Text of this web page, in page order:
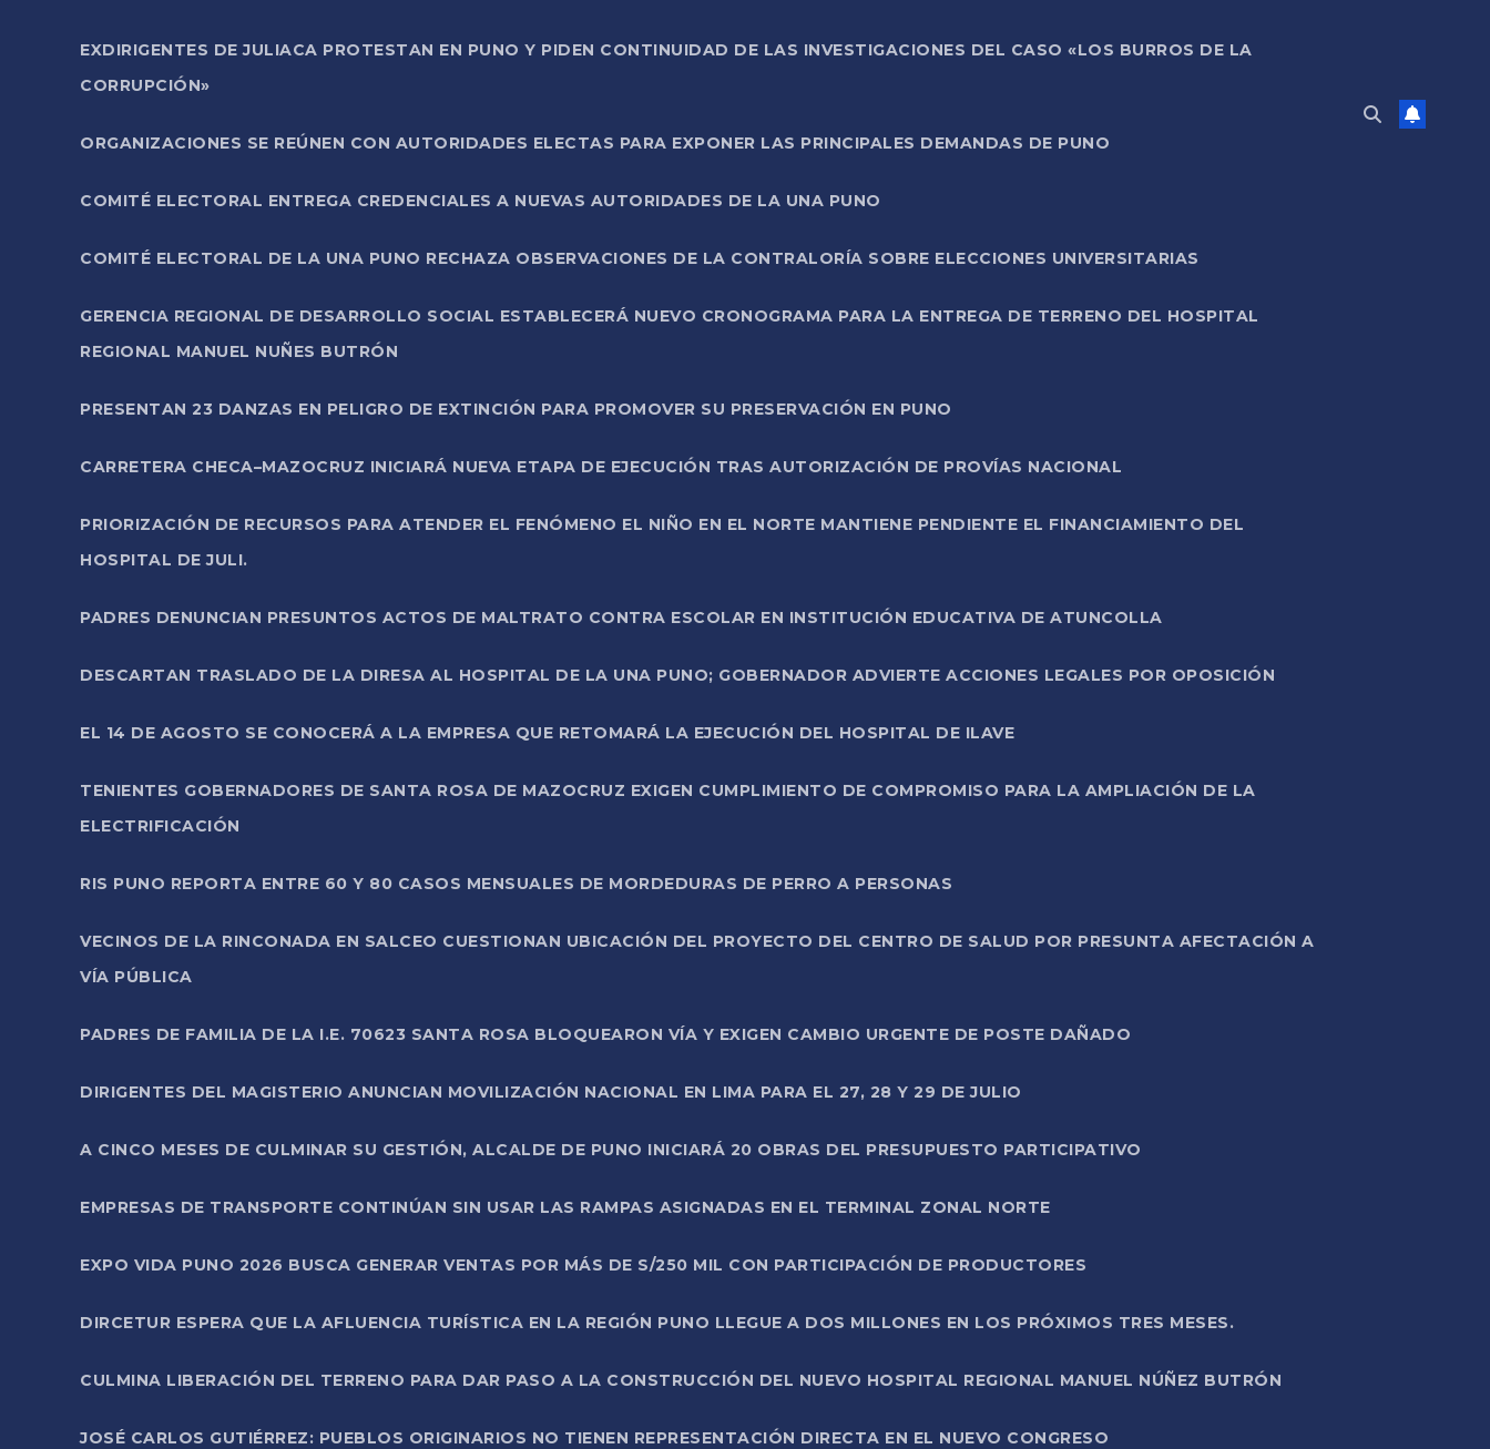
EXDIRIGENTES DE JULIACA PROTESTAN EN PUNO Y PIDEN CONTINUIDAD DE LAS INVESTIGACIONES DEL CASO «LOS BURROS DE LA
CORRUPCIÓN»
ORGANIZACIONES SE REÚNEN CON AUTORIDADES ELECTAS PARA EXPONER LAS PRINCIPALES DEMANDAS DE PUNO
COMITÉ ELECTORAL ENTREGA CREDENCIALES A NUEVAS AUTORIDADES DE LA UNA PUNO
COMITÉ ELECTORAL DE LA UNA PUNO RECHAZA OBSERVACIONES DE LA CONTRALORÍA SOBRE ELECCIONES UNIVERSITARIAS
GERENCIA REGIONAL DE DESARROLLO SOCIAL ESTABLECERÁ NUEVO CRONOGRAMA PARA LA ENTREGA DE TERRENO DEL HOSPITAL
REGIONAL MANUEL NUÑES BUTRÓN
PRESENTAN 23 DANZAS EN PELIGRO DE EXTINCIÓN PARA PROMOVER SU PRESERVACIÓN EN PUNO
CARRETERA CHECA–MAZOCRUZ INICIARÁ NUEVA ETAPA DE EJECUCIÓN TRAS AUTORIZACIÓN DE PROVÍAS NACIONAL
PRIORIZACIÓN DE RECURSOS PARA ATENDER EL FENÓMENO EL NIÑO EN EL NORTE MANTIENE PENDIENTE EL FINANCIAMIENTO DEL
HOSPITAL DE JULI.
PADRES DENUNCIAN PRESUNTOS ACTOS DE MALTRATO CONTRA ESCOLAR EN INSTITUCIÓN EDUCATIVA DE ATUNCOLLA
DESCARTAN TRASLADO DE LA DIRESA AL HOSPITAL DE LA UNA PUNO; GOBERNADOR ADVIERTE ACCIONES LEGALES POR OPOSICIÓN
EL 14 DE AGOSTO SE CONOCERÁ A LA EMPRESA QUE RETOMARÁ LA EJECUCIÓN DEL HOSPITAL DE ILAVE
TENIENTES GOBERNADORES DE SANTA ROSA DE MAZOCRUZ EXIGEN CUMPLIMIENTO DE COMPROMISO PARA LA AMPLIACIÓN DE LA
ELECTRIFICACIÓN
RIS PUNO REPORTA ENTRE 60 Y 80 CASOS MENSUALES DE MORDEDURAS DE PERRO A PERSONAS
VECINOS DE LA RINCONADA EN SALCEO CUESTIONAN UBICACIÓN DEL PROYECTO DEL CENTRO DE SALUD POR PRESUNTA AFECTACIÓN A
VÍA PÚBLICA
PADRES DE FAMILIA DE LA I.E. 70623 SANTA ROSA BLOQUEARON VÍA Y EXIGEN CAMBIO URGENTE DE POSTE DAÑADO
DIRIGENTES DEL MAGISTERIO ANUNCIAN MOVILIZACIÓN NACIONAL EN LIMA PARA EL 27, 28 Y 29 DE JULIO
A CINCO MESES DE CULMINAR SU GESTIÓN, ALCALDE DE PUNO INICIARÁ 20 OBRAS DEL PRESUPUESTO PARTICIPATIVO
EMPRESAS DE TRANSPORTE CONTINÚAN SIN USAR LAS RAMPAS ASIGNADAS EN EL TERMINAL ZONAL NORTE
EXPO VIDA PUNO 2026 BUSCA GENERAR VENTAS POR MÁS DE S/250 MIL CON PARTICIPACIÓN DE PRODUCTORES
DIRCETUR ESPERA QUE LA AFLUENCIA TURÍSTICA EN LA REGIÓN PUNO LLEGUE A DOS MILLONES EN LOS PRÓXIMOS TRES MESES.
CULMINA LIBERACIÓN DEL TERRENO PARA DAR PASO A LA CONSTRUCCIÓN DEL NUEVO HOSPITAL REGIONAL MANUEL NÚÑEZ BUTRÓN
JOSÉ CARLOS GUTIÉRREZ: PUEBLOS ORIGINARIOS NO TIENEN REPRESENTACIÓN DIRECTA EN EL NUEVO CONGRESO